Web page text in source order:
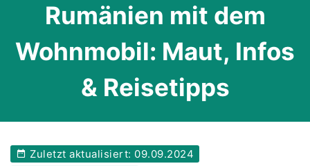
Warum wir?
Routenplaner
Deutsch
Rumänien mit dem
Wohnmobil: Maut, Infos
& Reisetipps
Zuletzt aktualisiert: 09.09.2024